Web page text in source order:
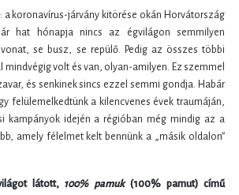
a koronavírus-járvány kitörése okán Horvátország
hat hónapja nincs az égvilágon semmilyen
se busz, se repülő. Pedig az összes többi
volt és van, olyan-amilyen. Ez szemmel
és senkinek sincs ezzel semmi gondja. Habár
felülemelkedtünk a kilencvenes évek traumáján,
kampányok idején a régióban még mindig az a
amely félelmet kelt bennünk a „másik oldalon”
látott, 100% pamuk(100% pamut) című